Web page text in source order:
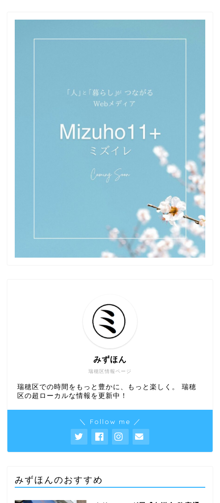
瑞穂区情報ページ
みずほん
瑞穂区での時間をもっと豊かに、もっと楽しく。 瑞穂
区の超ローカルな情報を更新中！
＼ Follow me ／
みずほんのおすすめ